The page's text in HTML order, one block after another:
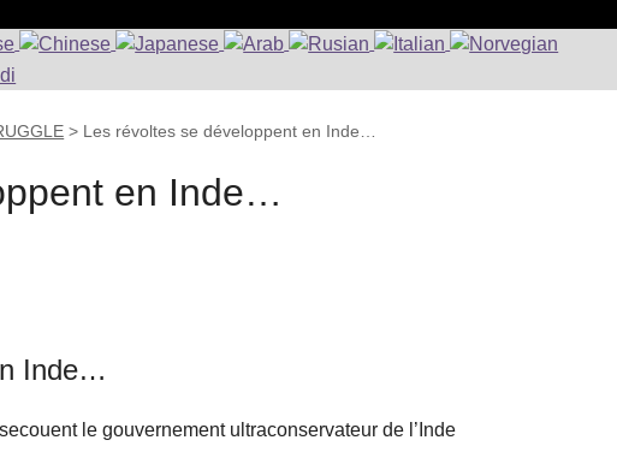
> Les révoltes se développent en Inde…
en Inde…
Inde…
le gouvernement ultraconservateur de l’Inde